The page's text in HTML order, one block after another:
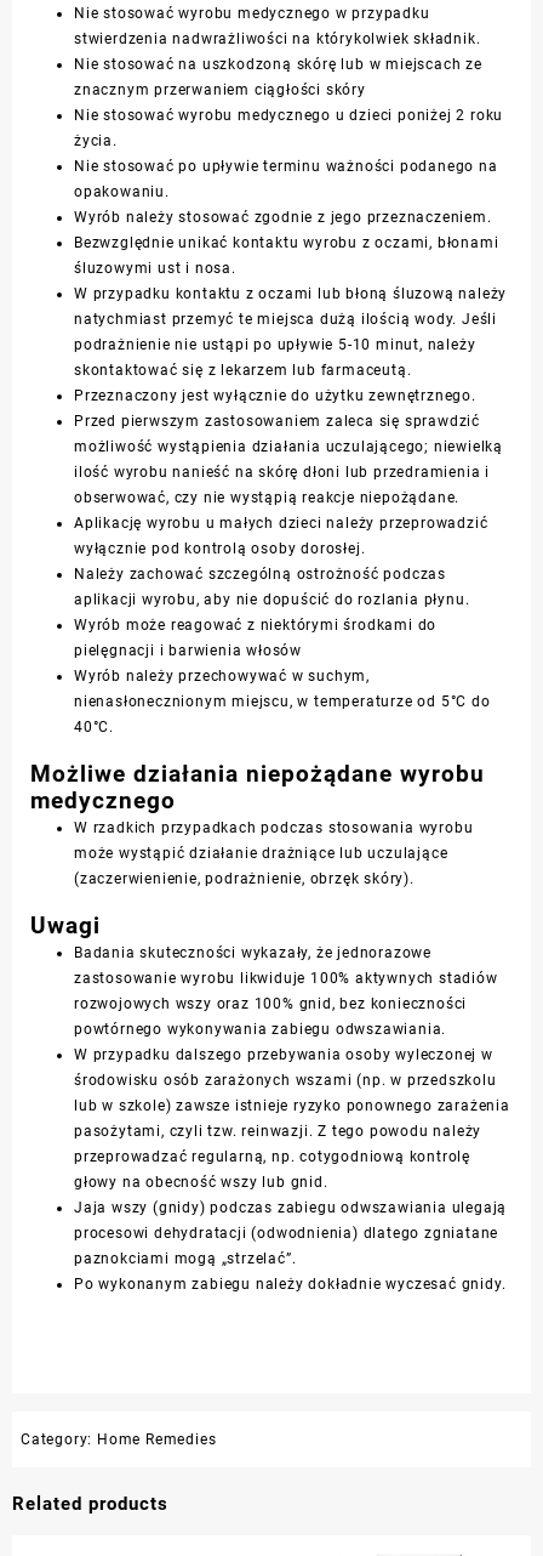
Nie stosować wyrobu medycznego w przypadku
stwierdzenia nadwrażliwości na którykolwiek składnik.
Nie stosować na uszkodzoną skórę lub w miejscach ze
znacznym przerwaniem ciągłości skóry
Nie stosować wyrobu medycznego u dzieci poniżej 2 roku
życia.
Nie stosować po upływie terminu ważności podanego na
opakowaniu.
Wyrób należy stosować zgodnie z jego przeznaczeniem.
Bezwzględnie unikać kontaktu wyrobu z oczami, błonami
śluzowymi ust i nosa.
W przypadku kontaktu z oczami lub błoną śluzową należy
natychmiast przemyć te miejsca dużą ilością wody. Jeśli
podrażnienie nie ustąpi po upływie 5-10 minut, należy
skontaktować się z lekarzem lub farmaceutą.
Przeznaczony jest wyłącznie do użytku zewnętrznego.
Przed pierwszym zastosowaniem zaleca się sprawdzić
możliwość wystąpienia działania uczulającego; niewielką
ilość wyrobu nanieść na skórę dłoni lub przedramienia i
obserwować, czy nie wystąpią reakcje niepożądane.
Aplikację wyrobu u małych dzieci należy przeprowadzić
wyłącznie pod kontrolą osoby dorosłej.
Należy zachować szczególną ostrożność podczas
aplikacji wyrobu, aby nie dopuścić do rozlania płynu.
Wyrób może reagować z niektórymi środkami do
pielęgnacji i barwienia włosów
Wyrób należy przechowywać w suchym,
nienasłonecznionym miejscu, w temperaturze od 5°C do
40°C.
Możliwe działania niepożądane wyrobu
medycznego
W rzadkich przypadkach podczas stosowania wyrobu
może wystąpić działanie drażniące lub uczulające
(zaczerwienienie, podrażnienie, obrzęk skóry).
Uwagi
Badania skuteczności wykazały, że jednorazowe
zastosowanie wyrobu likwiduje 100% aktywnych stadiów
rozwojowych wszy oraz 100% gnid, bez konieczności
powtórnego wykonywania zabiegu odwszawiania.
W przypadku dalszego przebywania osoby wyleczonej w
środowisku osób zarażonych wszami (np. w przedszkolu
lub w szkole) zawsze istnieje ryzyko ponownego zarażenia
pasożytami, czyli tzw. reinwazji. Z tego powodu należy
przeprowadzać regularną, np. cotygodniową kontrolę
głowy na obecność wszy lub gnid.
Jaja wszy (gnidy) podczas zabiegu odwszawiania ulegają
procesowi dehydratacji (odwodnienia) dlatego zgniatane
paznokciami mogą „strzelać”.
Po wykonanym zabiegu należy dokładnie wyczesać gnidy.
Category: Home Remedies
Related products